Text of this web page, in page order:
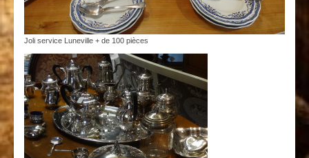
Joli service Luneville + de 100 pièces